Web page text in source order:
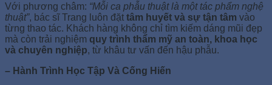
Với phương châm: “Mỗi ca phẫu thuật là một tác phẩm nghệ
thuật”, bác sĩ Trang luôn đặt tâm huyết và sự tận tâm vào
từng thao tác. Khách hàng không chỉ tìm kiếm dáng mũi đẹp
mà còn trải nghiệm quy trình thẩm mỹ an toàn, khoa học
và chuyên nghiệp, từ khâu tư vấn đến hậu phẫu.
– Hành Trình Học Tập Và Cống Hiến